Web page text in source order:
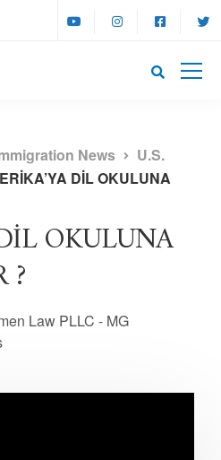
News
U.S.
DİL OKULUNA
OKULUNA
?
Law PLLC - MG